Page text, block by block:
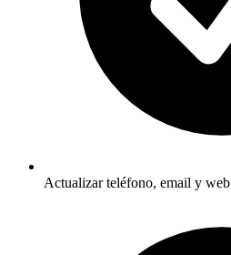
Actualizar teléfono, email y web